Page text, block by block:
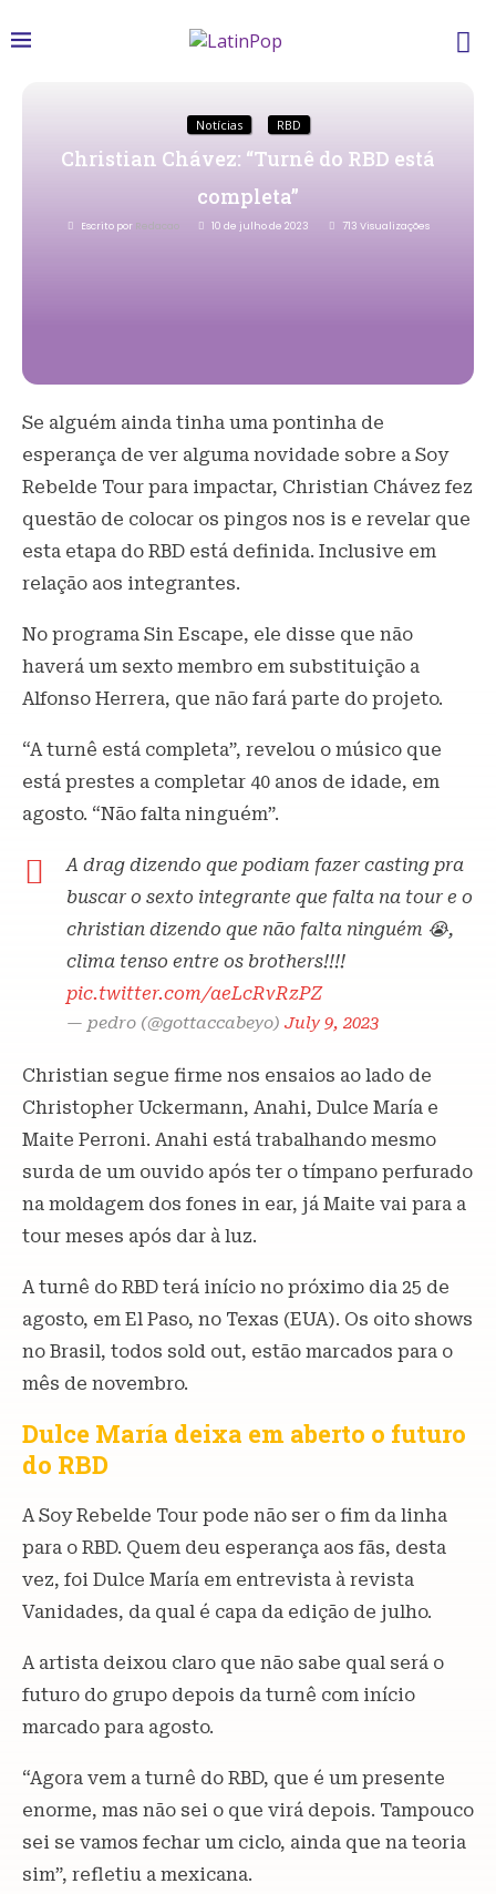
Notícias RBD
Christian Chávez: “Turnê do RBD está
completa”
Escrito por Redacao 10 de julho de 2023 713 Visualizações
Se alguém ainda tinha uma pontinha de
esperança de ver alguma novidade sobre a Soy
Rebelde Tour para impactar, Christian Chávez fez
questão de colocar os pingos nos is e revelar que
esta etapa do RBD está definida. Inclusive em
relação aos integrantes.
No programa Sin Escape, ele disse que não
haverá um sexto membro em substituição a
Alfonso Herrera, que não fará parte do projeto.
“A turnê está completa”, revelou o músico que
está prestes a completar 40 anos de idade, em
agosto. “Não falta ninguém”.
A drag dizendo que podiam fazer casting pra
buscar o sexto integrante que falta na tour e o
christian dizendo que não falta ninguém 😭,
clima tenso entre os brothers!!!!
pic.twitter.com/aeLcRvRzPZ
— pedro (@gottaccabeyo) July 9, 2023
Christian segue firme nos ensaios ao lado de
Christopher Uckermann, Anahi, Dulce María e
Maite Perroni. Anahi está trabalhando mesmo
surda de um ouvido após ter o tímpano perfurado
na moldagem dos fones in ear, já Maite vai para a
tour meses após dar à luz.
A turnê do RBD terá início no próximo dia 25 de
agosto, em El Paso, no Texas (EUA). Os oito shows
no Brasil, todos sold out, estão marcados para o
mês de novembro.
Dulce María deixa em aberto o futuro
do RBD
A Soy Rebelde Tour pode não ser o fim da linha
para o RBD. Quem deu esperança aos fãs, desta
vez, foi Dulce María em entrevista à revista
Vanidades, da qual é capa da edição de julho.
A artista deixou claro que não sabe qual será o
futuro do grupo depois da turnê com início
marcado para agosto.
“Agora vem a turnê do RBD, que é um presente
enorme, mas não sei o que virá depois. Tampouco
sei se vamos fechar um ciclo, ainda que na teoria
sim”, refletiu a mexicana.